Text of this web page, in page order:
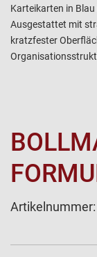
Karteikarten in
Ausgestattet mit
kratzfester
Artikelnummer: